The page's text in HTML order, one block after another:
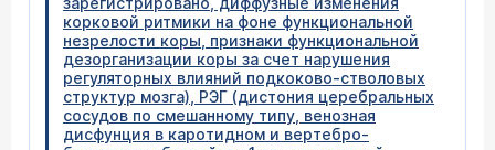
корковой ритмики на фоне функциональной
незрелости коры, признаки функциональной
дезорганизации коры за счет нарушения
регуляторных влияний подкоково-стволовых
структур мозга), РЭГ (дистония церебральных
сосудов по смешанному типу, венозная
дисфунция в каротидном и вертебро-